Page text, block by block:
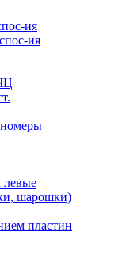
ия
ия
левые
шарошки)
пластин